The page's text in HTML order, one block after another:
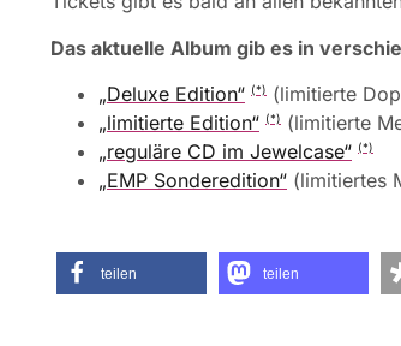
Das aktuelle Album gib es in
„Deluxe Edition“ (*)
(limitierte
„limitierte Edition“ (*)
(limitierte
„reguläre CD im Jewelcase“ (*)
„EMP Sonderedition“ (limitiertes
teilen teilen